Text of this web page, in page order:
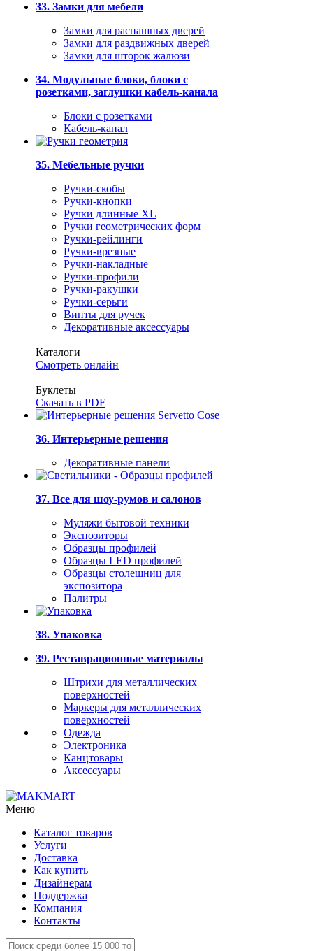
33. Замки для мебели
Замки для распашных дверей
Замки для раздвижных дверей
Замки для шторок жалюзи
34. Модульные блоки, блоки с
розетками, заглушки кабель-канала
Блоки с розетками
Кабель-канал
35. Мебельные ручки
Ручки-скобы
Ручки-кнопки
Ручки длинные XL
Ручки геометрических форм
Ручки-рейлинги
Ручки-врезные
Ручки-накладные
Ручки-профили
Ручки-ракушки
Ручки-серьги
Винты для ручек
Декоративные аксессуары
Каталоги
Смотреть онлайн
Буклеты
Скачать в PDF
36. Интерьерные решения
Декоративные панели
37. Все для шоу-румов и салонов
Муляжи бытовой техники
Экспозиторы
Образцы профилей
Образцы LED профилей
Образцы столешниц для
экспозитора
Палитры
38. Упаковка
39. Реставрационные материалы
Штрихи для металлических
поверхностей
Маркеры для металлических
поверхностей
Одежда
Электроника
Канцтовары
Аксессуары
Меню
Каталог товаров
Услуги
Доставка
Как купить
Дизайнерам
Поддержка
Компания
Контакты